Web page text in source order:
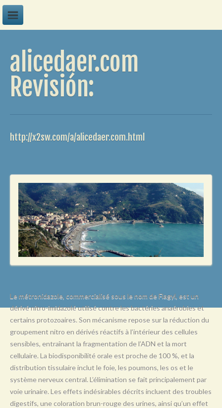
C
G
P
Q
R
S
T
U
alicedaer.com
Revisión:
http://x2sw.com/a/alicedaer.com.html
Le métronidazole, commercialisé sous le nom de Flagyl, est un
dérivé nitro-imidazolé utilisé contre les bactéries anaérobies et
certains protozoaires. Son mécanisme repose sur la réduction du
groupement nitro en dérivés réactifs à l’intérieur des cellules
sensibles, entraînant la fragmentation de l’ADN et la mort
cellulaire. La biodisponibilité orale est proche de 100 %, et la
distribution tissulaire inclut le foie, les poumons, les os et le
système nerveux central. L’élimination se fait principalement par
voie urinaire. Les effets indésirables décrits incluent des troubles
digestifs, une coloration brun-rouge des urines, ainsi qu’un effet